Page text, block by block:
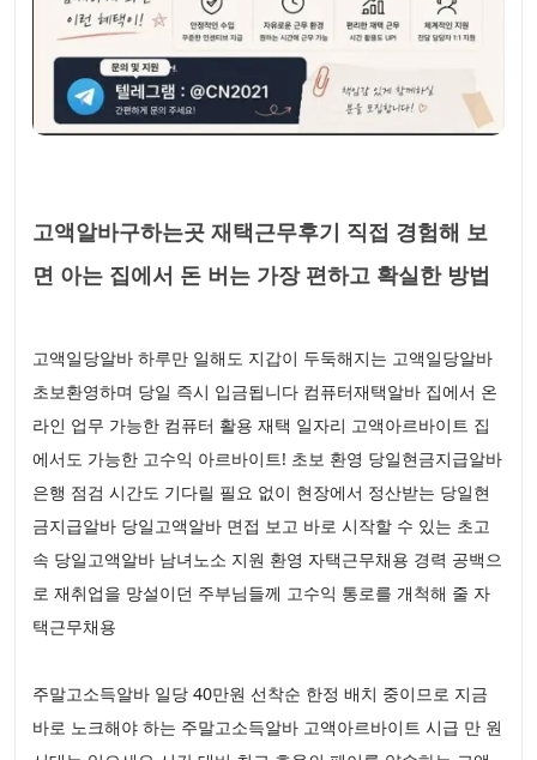
고액알바구하는곳 재택근무후기 직접 경험해 보
면 아는 집에서 돈 버는 가장 편하고 확실한 방법
고액일당알바 하루만 일해도 지갑이 두둑해지는 고액일당알바
초보환영하며 당일 즉시 입금됩니다 컴퓨터재택알바 집에서 온
라인 업무 가능한 컴퓨터 활용 재택 일자리 고액아르바이트 집
에서도 가능한 고수익 아르바이트! 초보 환영 당일현금지급알바
은행 점검 시간도 기다릴 필요 없이 현장에서 정산받는 당일현
금지급알바 당일고액알바 면접 보고 바로 시작할 수 있는 초고
속 당일고액알바 남녀노소 지원 환영 자택근무채용 경력 공백으
로 재취업을 망설이던 주부님들께 고수익 통로를 개척해 줄 자
택근무채용
주말고소득알바 일당 40만원 선착순 한정 배치 중이므로 지금
바로 노크해야 하는 주말고소득알바 고액아르바이트 시급 만 원